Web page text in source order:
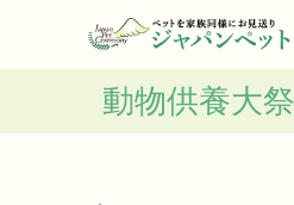
動物供養大